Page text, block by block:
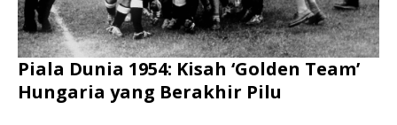
Piala Dunia 1954: Kisah ‘Golden Team’
Hungaria yang Berakhir Pilu